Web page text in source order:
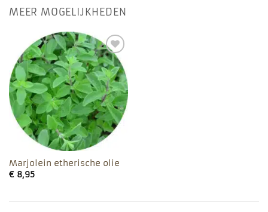
MEER MOGELIJKHEDEN
Toevoegen
aan
favorieten
Marjolein etherische olie
€8,95